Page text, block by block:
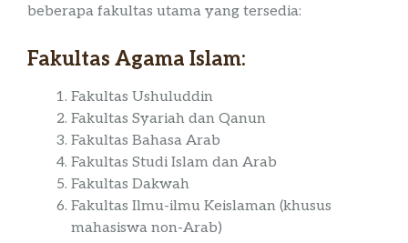
beberapa fakultas utama yang tersedia:
Fakultas Agama Islam:
Fakultas Ushuluddin
Fakultas Syariah dan Qanun
Fakultas Bahasa Arab
Fakultas Studi Islam dan Arab
Fakultas Dakwah
Fakultas Ilmu-ilmu Keislaman (khusus
mahasiswa non-Arab)